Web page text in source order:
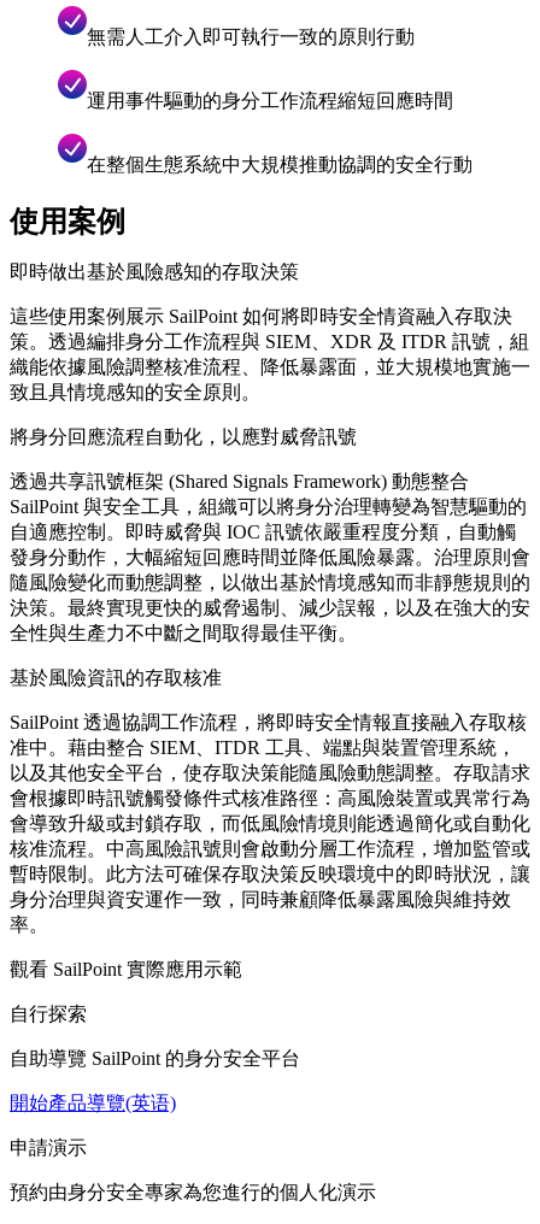
無需人工介入即可執行一致的原則行動
運用事件驅動的身分工作流程縮短回應時間
在整個生態系統中大規模推動協調的安全行動
使用案例
即時做出基於風險感知的存取決策
這些使用案例展示 SailPoint 如何將即時安全情資融入存取決
策。透過編排身分工作流程與 SIEM、XDR 及 ITDR 訊號，組
織能依據風險調整核准流程、降低暴露面，並大規模地實施一
致且具情境感知的安全原則。
將身分回應流程自動化，以應對威脅訊號
透過共享訊號框架 (Shared Signals Framework) 動態整合
SailPoint 與安全工具，組織可以將身分治理轉變為智慧驅動的
自適應控制。即時威脅與 IOC 訊號依嚴重程度分類，自動觸
發身分動作，大幅縮短回應時間並降低風險暴露。治理原則會
隨風險變化而動態調整，以做出基於情境感知而非靜態規則的
決策。最終實現更快的威脅遏制、減少誤報，以及在強大的安
全性與生產力不中斷之間取得最佳平衡。
基於風險資訊的存取核准
SailPoint 透過協調工作流程，將即時安全情報直接融入存取核
准中。藉由整合 SIEM、ITDR 工具、端點與裝置管理系統，
以及其他安全平台，使存取決策能隨風險動態調整。存取請求
會根據即時訊號觸發條件式核准路徑：高風險裝置或異常行為
會導致升級或封鎖存取，而低風險情境則能透過簡化或自動化
核准流程。中高風險訊號則會啟動分層工作流程，增加監管或
暫時限制。此方法可確保存取決策反映環境中的即時狀況，讓
身分治理與資安運作一致，同時兼顧降低暴露風險與維持效
率。
觀看 SailPoint 實際應用示範
自行探索
自助導覽 SailPoint 的身分安全平台
開始產品導覽(英语)
申請演示
預約由身分安全專家為您進行的個人化演示